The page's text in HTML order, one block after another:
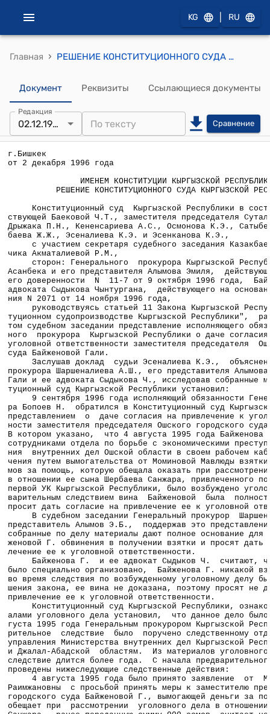
KG RU
Главная › РЕШЕНИЕ КОНСТИТУЦИОННОГО СУДА КР от 2 декабря 1996 года по представлению исполняющего обязанности Генпрокурора КР о даче согласия на привлечение к уголовной ответственности зампредседателя Ошского горсуда Байженовой Г.
Документ Реквизиты Ссылающиеся документы
Редакция
02.12.1996 Сравнение